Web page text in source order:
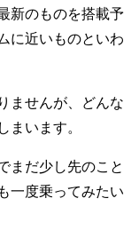
新のものを搭載予
に近いものといわ
ませんが、どんな
まいます。
まだ少し先のこと
一度乗ってみたい